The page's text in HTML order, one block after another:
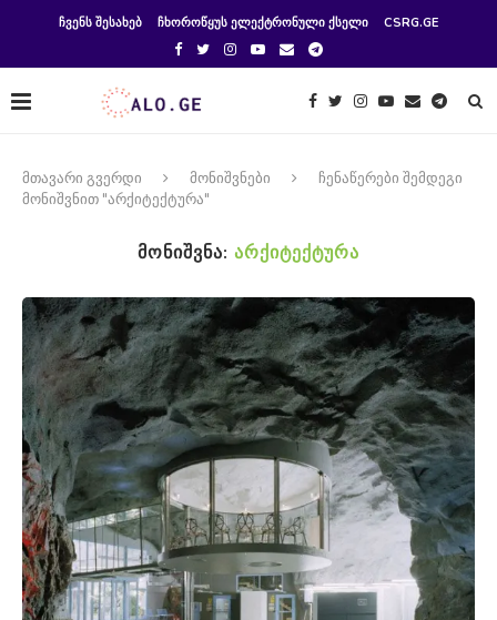
ᲩᲕᲔᲜᲡ ᲨᲔᲡᲐᲮᲔᲑ ᲩᲮᲝᲠᲝᲬᲧᲣᲡ ᲔᲚᲔᲥᲢᲠᲝᲜᲣᲚᲘ ᲥᲡᲔᲚᲘ CSRG.GE
მთავარი გვერდი მონიშვნები
ჩენაწერები შემდეგი
მონიშვნით "არქიტექტურა"
ᲛᲝᲜᲘᲨᲕᲜᲐ: ᲐᲠᲥᲘᲢᲔᲥᲢᲣᲠᲐ